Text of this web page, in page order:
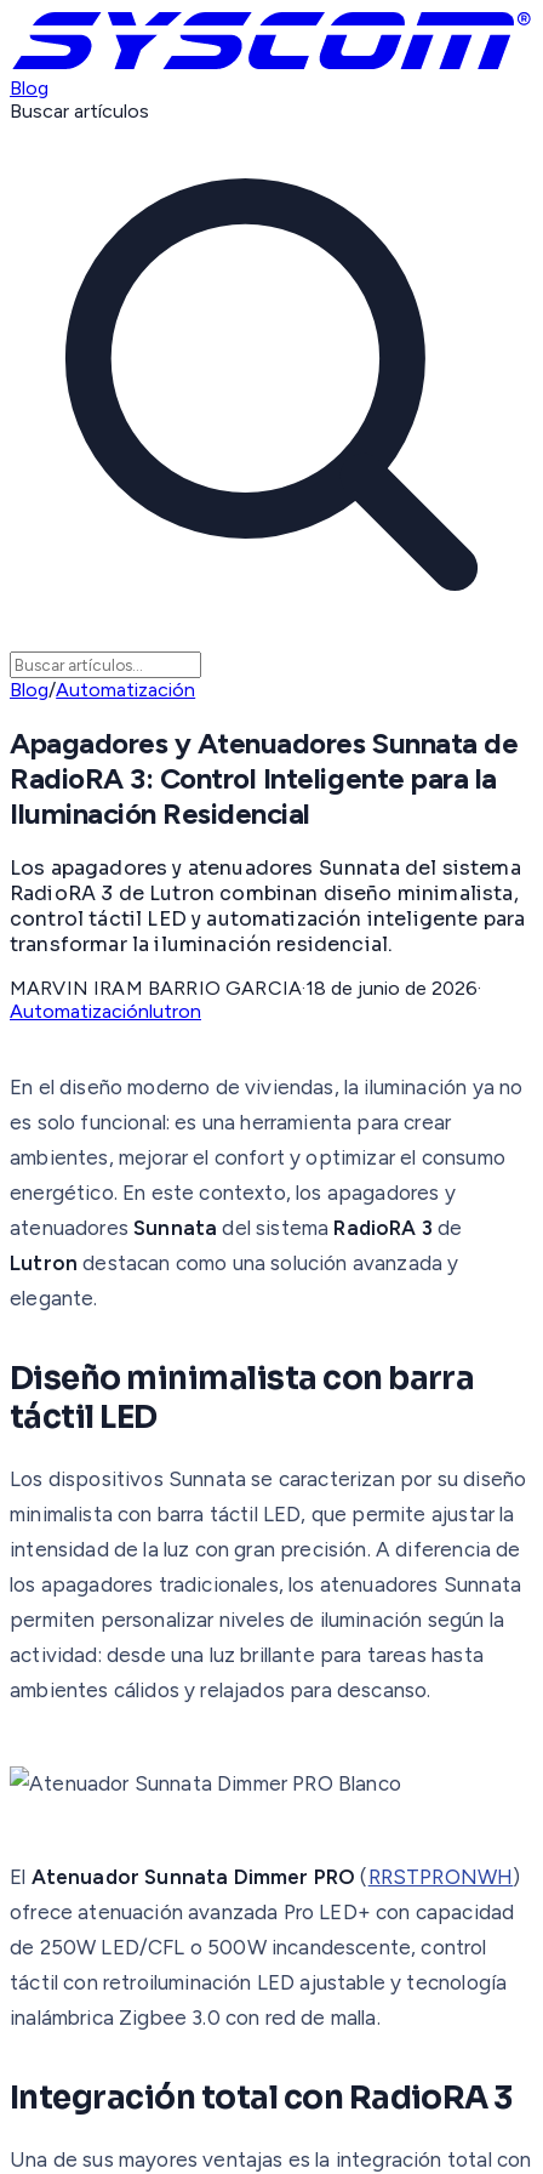
Blog
Buscar artículos
Blog/Automatización
Apagadores y Atenuadores Sunnata de
RadioRA 3: Control Inteligente para la
Iluminación Residencial
Los apagadores y atenuadores Sunnata del sistema
RadioRA 3 de Lutron combinan diseño minimalista,
control táctil LED y automatización inteligente para
transformar la iluminación residencial.
MARVIN IRAM BARRIO GARCIA·18 de junio de 2026·
Automatizaciónlutron
En el diseño moderno de viviendas, la iluminación ya no
es solo funcional: es una herramienta para crear
ambientes, mejorar el confort y optimizar el consumo
energético. En este contexto, los apagadores y
atenuadoresSunnata del sistema RadioRA 3 de
Lutron destacan como una solución avanzada y
elegante.
Diseño minimalista con barra
táctil LED
Los dispositivos Sunnata se caracterizan por su diseño
minimalista con barra táctil LED, que permite ajustar la
intensidad de la luz con gran precisión. A diferencia de
los apagadores tradicionales, los atenuadores Sunnata
permiten personalizar niveles de iluminación según la
actividad: desde una luz brillante para tareas hasta
ambientes cálidos y relajados para descanso.
El Atenuador Sunnata Dimmer PRO (RRSTPRONWH)
ofrece atenuación avanzada Pro LED+ con capacidad
de 250W LED/CFL o 500W incandescente, control
táctil con retroiluminación LED ajustable y tecnología
inalámbrica Zigbee 3.0 con red de malla.
Integración total con RadioRA 3
Una de sus mayores ventajas es la integración total con